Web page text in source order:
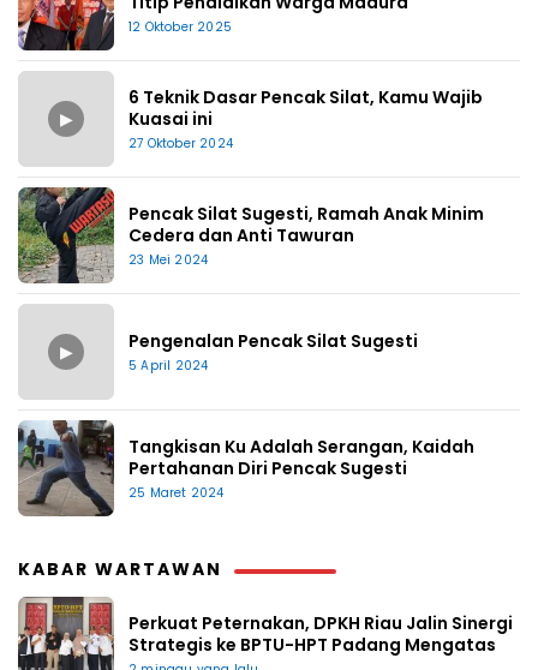
12 Oktober 2025
▶
6 Teknik Dasar Pencak Silat, Kamu Wajib
Kuasai ini
27 Oktober 2024
Pencak Silat Sugesti, Ramah Anak Minim
Cedera dan Anti Tawuran
23 Mei 2024
▶ Pengenalan Pencak Silat Sugesti
5 April 2024
Tangkisan Ku Adalah Serangan, Kaidah
Pertahanan Diri Pencak Sugesti
25 Maret 2024
KABAR WARTAWAN
Perkuat Peternakan, DPKH Riau Jalin Sinergi
Strategis ke BPTU-HPT Padang Mengatas